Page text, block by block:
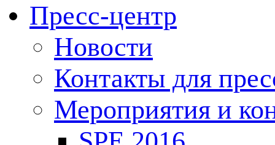
Пресс-центр
Новости
Контакты для
Мероприятия и